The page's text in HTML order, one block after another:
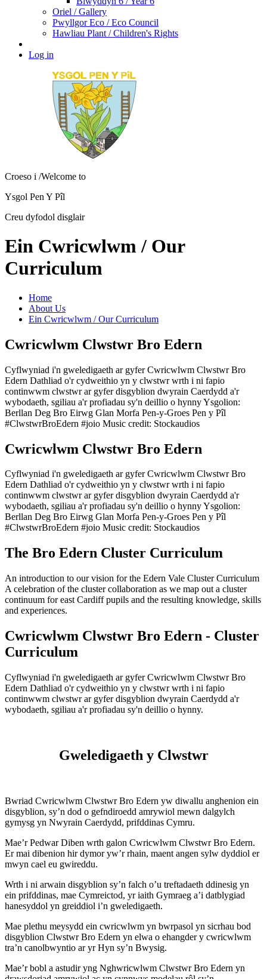
Oriel / Gallery
Pwyllgor Eco / Eco Council
Hawliau Plant / Children's Rights
Log in
Croeso i /Welcome to
Ysgol Pen Y Pîl
Creu dyfodol disglair
Ein Cwricwlwm / Our
Curriculum
Home
About Us
Ein Cwricwlwm / Our Curriculum
Cwricwlwm Clwstwr Bro Edern
Cyflwyniad i'n gweledigaeth ar gyfer Cwricwlwm Clwstwr Bro
Edern Dathliad o'r cydweithio yn y clwstwr wrth i ni fapio
continwwm clwstwr ar gyfer disgyblion dwyrain Caerdydd a'r
wybodaeth, sgiliau a'r profiadau sy'n deillio o hynny Ysgolion:
Berllan Deg Bro Eirwg Glan Morfa Pen-y-Groes Pen y Pîl
#ClwstwrBroEdern #joio Music credit: Stockaudios
Cwricwlwm Clwstwr Bro Edern
Cyflwyniad i'n gweledigaeth ar gyfer Cwricwlwm Clwstwr Bro
Edern Dathliad o'r cydweithio yn y clwstwr wrth i ni fapio
continwwm clwstwr ar gyfer disgyblion dwyrain Caerdydd a'r
wybodaeth, sgiliau a'r profiadau sy'n deillio o hynny Ysgolion:
Berllan Deg Bro Eirwg Glan Morfa Pen-y-Groes Pen y Pîl
#ClwstwrBroEdern #joio Music credit: Stockaudios
The Bro Edern Cluster Curriculum
An introduction to our vision for the Edern Vale Cluster Curriculum
A celebration of the cluster collaboration as we map out a cluster
continuum for east Cardiff pupils and the resulting knowledge, skills
and experiences.
Cwricwlwm Clwstwr Bro Edern - Cluster
Curriculum
Cyflwyniad i'n gweledigaeth ar gyfer Cwricwlwm Clwstwr Bro
Edern Dathliad o'r cydweithio yn y clwstwr wrth i ni fapio
continwwm clwstwr ar gyfer disgyblion dwyrain Caerdydd a'r
wybodaeth, sgiliau a'r profiadau sy'n deillio o hynny.
Gweledigaeth y Clwstwr
Bwriad Cwricwlwm Clwstwr Bro Edern yw diwallu anghenion ein
disgyblion, sy’n dod o gefndiroedd amrywiol mewn dalgylch
gymysg yn Nwyrain Caerdydd, prifddinas Cymru.
Mae’r Pedwar Diben wrth galon Cwricwlwm Clwstwr Bro Edern.
Er mai dibenion hir dymor yw’r rhain, maent angen sylw dyddiol er
mwyn cael eu gwireddu.
Wrth i ni arwain disgyblion sy’n falch o’u treftadaeth ddinesig yn
ein prifddinas, mae Cymreictod, yr iaith Gymraeg a’i datblygiad
hanesyddol yn greiddiol i’n gweledigaeth.
Mae plethu meysydd ein cwricwlwm yn bwrpasol yn sicrhau bod
disgyblion Clwstwr Bro Edern yn elwa o ehangder y cwricwlwm
tra’n canolbwyntio ar yr Hyn sy’n Bwysig.
Mae’r bobl a astudir yng Nghwricwlwm Clwstwr Bro Edern yn